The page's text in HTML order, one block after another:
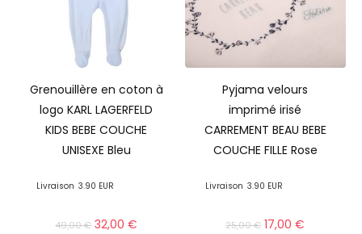
Grenouillère en coton à
logo KARL LAGERFELD
KIDS BEBE COUCHE
UNISEXE Bleu
Livraison 3.90 EUR
49,00€ 32,00€
Pyjama velours
imprimé irisé
CARREMENT BEAU BEBE
COUCHE FILLE Rose
Livraison 3.90 EUR
25,00€ 17,00€